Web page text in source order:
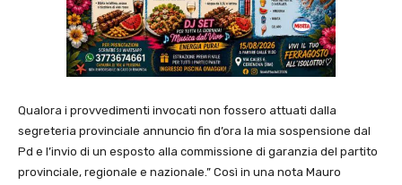
Qualora i provvedimenti invocati non fossero attuati dalla
segreteria provinciale annuncio fin d’ora la mia sospensione dal
Pd e l’invio di un esposto alla commissione di garanzia del partito
provinciale, regionale e nazionale.” Così in una nota Mauro